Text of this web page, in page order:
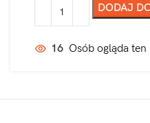
DODAJ
16 Osób ogląda